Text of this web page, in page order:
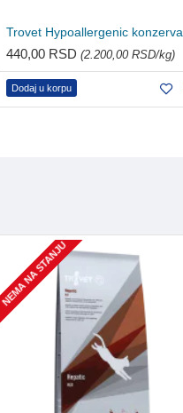
440,00 RSD(2.200,00 RSD/kg)
Dodaj u korpu
NEMA NA STANJU